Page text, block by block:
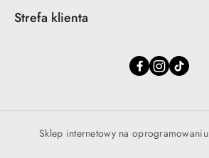
Strefa klienta
Sklep internetowy na oprogramowaniu